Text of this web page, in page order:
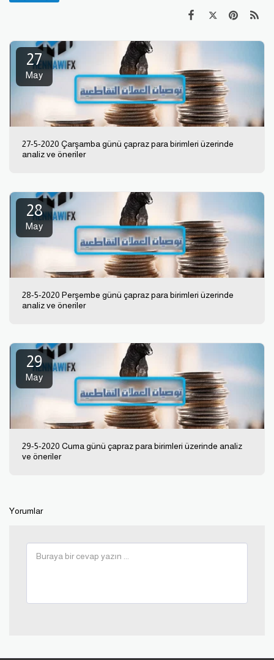
27
May
27-5-2020 Çarşamba günü çapraz para birimleri üzerinde
analiz ve öneriler
28
May
28-5-2020 Perşembe günü çapraz para birimleri üzerinde
analiz ve öneriler
29
May
29-5-2020 Cuma günü çapraz para birimleri üzerinde analiz
ve öneriler
Yorumlar